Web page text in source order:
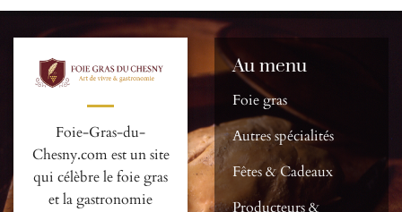
Foie-Gras-du-
Chesny.com est un site
qui célèbre le foie gras
et la gastronomie
Au menu
Foie gras
Autres spécialités
Fêtes & Cadeaux
Producteurs &